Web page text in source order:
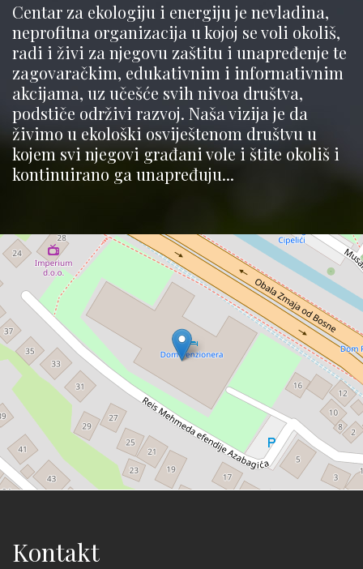
Centar za ekologiju i energiju je nevladina,
neprofitna organizacija u kojoj se voli okoliš,
radi i živi za njegovu zaštitu i unapređenje te
zagovaračkim, edukativnim i informativnim
akcijama, uz učešće svih nivoa društva,
podstiče održivi razvoj. Naša vizija je da
živimo u ekološki osviještenom društvu u
kojem svi njegovi građani vole i štite okoliš i
kontinuirano ga unapređuju...
Kontakt